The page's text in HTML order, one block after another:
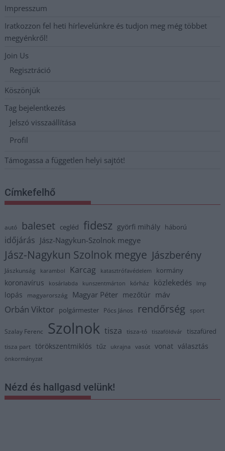
Impresszum
Iratkozzon fel heti hírlevelünkre és tudjon meg még többet
megyénkről!
Join Us
Regisztráció
Köszönjük
Tag bejelentkezés
Jelszó visszaállítása
Profil
Támogassa a független helyi sajtót!
Címkefelhő
autó baleset cegléd fidesz györfi mihály háború
időjárás Jász-Nagykun-Szolnok megye
Jász-Nagykun Szolnok megye Jászberény
Jászkunság karambol Karcag katasztrófavédelem kormány
koronavírus kosárlabda kunszentmárton kórház közlekedés lmp
lopás magyarország Magyar Péter mezőtúr máv
Orbán Viktor polgármester Pócs János rendőrség sport
Szalay Ferenc Szolnok tisza tisza-tó tiszaföldvár tiszafüred
tisza part törökszentmiklós tűz ukrajna vasút vonat választás
önkormányzat
Nézd és hallgasd velünk!